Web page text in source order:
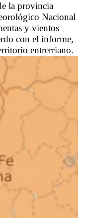
la provincia
Nacional
y vientos
con el informe,
entrerriano.